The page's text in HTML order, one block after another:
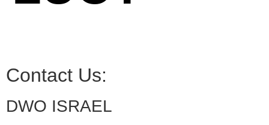
Contact Us:
DWO ISRAEL